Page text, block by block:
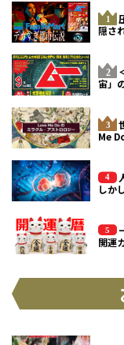
隠さ
宙」
Me
しか
開運